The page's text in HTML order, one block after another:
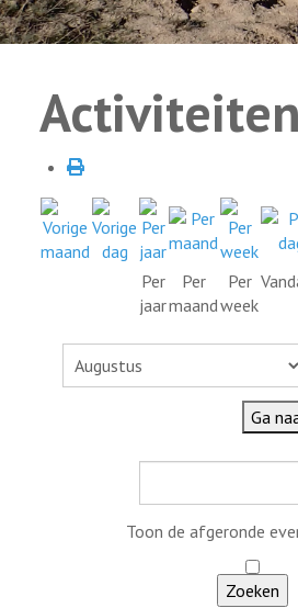
Activiteiten
Per
jaar
Per
maand
Per
week
Ga
Toon de afgeronde